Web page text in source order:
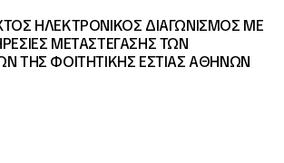
ΗΛΕΚΤΡΟΝΙΚΟΣ ΔΙΑΓΩΝΙΣΜΟΣ ΜΕ
METAΣΤΕΓΑΣΗΣ ΤΩΝ
ΤΗΣ ΦΟΙΤΗΤΙΚΗΣ ΕΣΤΙΑΣ ΑΘΗΝΩΝ